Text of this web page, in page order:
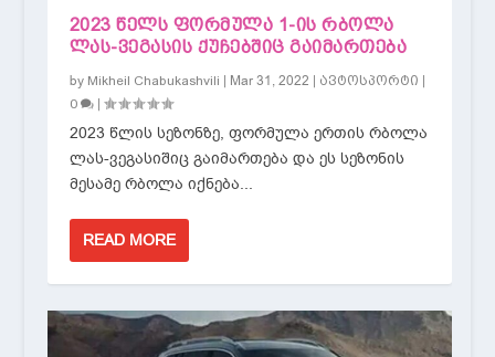
2023 ᲬᲔᲚᲡ ᲤᲝᲠᲛᲣᲚᲐ 1-ᲘᲡ ᲠᲑᲝᲚᲐ
ᲚᲐᲡ-ᲕᲔᲒᲐᲡᲘᲡ ᲥᲣᲩᲔᲑᲨᲘᲪ ᲒᲐᲘᲛᲐᲠᲗᲔᲑᲐ
by Mikheil Chabukashvili | Mar 31, 2022 | ავტოსპორტი |
0 |
2023 წლის სეზონზე, ფორმულა ერთის რბოლა
ლას-ვეგასიშიც გაიმართება და ეს სეზონის
მესამე რბოლა იქნება...
READ MORE